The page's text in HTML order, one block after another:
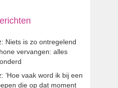
Niets is zo ontregelend
vervangen: alles
‘Hoe vaak word ik bij een
die op dat moment